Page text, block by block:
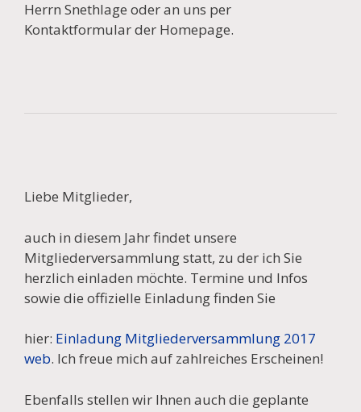
Herrn Snethlage oder an uns per
Kontaktformular der Homepage.
Liebe Mitglieder,
auch in diesem Jahr findet unsere
Mitgliederversammlung statt, zu der ich Sie
herzlich einladen möchte. Termine und Infos
sowie die offizielle Einladung finden Sie
hier: Einladung Mitgliederversammlung 2017
web. Ich freue mich auf zahlreiches Erscheinen!
Ebenfalls stellen wir Ihnen auch die geplante